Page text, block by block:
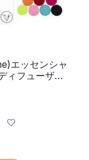
エッセンシャ
ィフューザー
ライフ)｜デ
ー